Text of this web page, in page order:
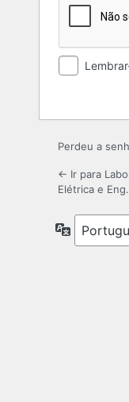
Perdeu a
← Ir para
Elétrica e
Idioma